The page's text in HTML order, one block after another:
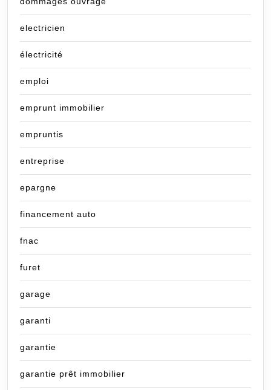
electricien
électricité
emploi
emprunt immobilier
empruntis
entreprise
epargne
financement auto
fnac
furet
garage
garanti
garantie
garantie prêt immobilier